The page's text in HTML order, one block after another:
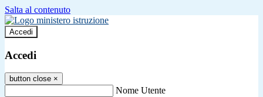
Salta al contenuto
Accedi
Accedi
button close ×
Nome Utente